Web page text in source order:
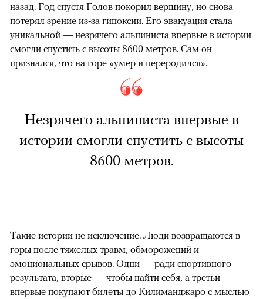
назад. Год спустя Голов покорил вершину, но снова
потерял зрение из-за гипоксии. Его эвакуация стала
уникальной — незрячего альпиниста впервые в истории
смогли спустить с высоты 8600 метров. Сам он
признался, что на горе «умер и переродился».
Незрячего альпиниста впервые в
истории смогли спустить с высоты
8600 метров.
Такие истории не исключение. Люди возвращаются в
горы после тяжелых травм, обморожений и
эмоциональных срывов. Одни — ради спортивного
результата, вторые — чтобы найти себя, а третьи
впервые покупают билеты до Килиманджаро с мыслью